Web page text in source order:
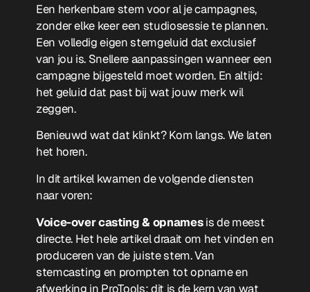
Een herkenbare stem voor al je campagnes,
zonder elke keer een studiosessie te plannen.
Een volledig eigen stemgeluid dat exclusief
van jou is. Snellere aanpassingen wanneer een
campagne bijgesteld moet worden. En altijd:
het geluid dat past bij wat jouw merk wil
zeggen.
Benieuwd wat dat klinkt? Kom langs. We laten
het horen.
In dit artikel kwamen de volgende diensten
naar voren:
Voice-over casting & opnamesis de meest
directe. Het hele artikel draait om het vinden en
produceren van de juiste stem. Van
stemcasting en prompten tot opname en
afwerking in ProTools: dit is de kern van wat